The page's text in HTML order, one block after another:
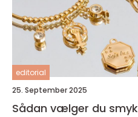
editorial
25. September 2025
Sådan vælger du